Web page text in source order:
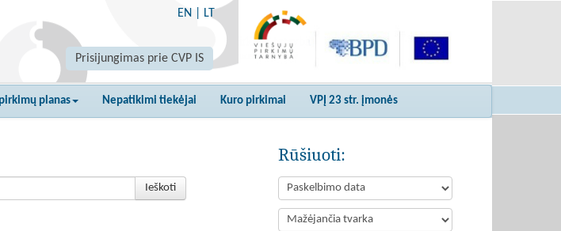
EN LT
Prisijungimas prie CVP IS
planas Nepatikimi tiekėjai Kuro pirkimai VPĮ 23 str. įmonės
Ieškoti
Rūšiuoti: